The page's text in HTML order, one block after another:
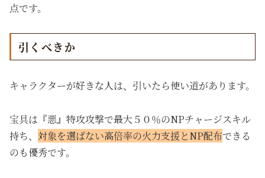
点です。
引くべきか
キャラクターが好きな人は、引いたら使い道があります。
宝具は『悪』特攻攻撃で最大５０％のNPチャージスキル
持ち、 対象を選ばない高倍率の火力支援とNP配布できる
のも優秀です。